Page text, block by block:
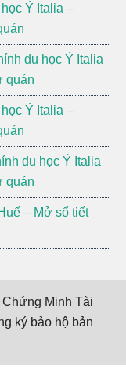
Ý Italia –
du học Ý Italia
quán
Ý Italia –
du học Ý Italia
quán
– Mở sổ tiết
Chứng Minh Tài
ký bảo hộ bản